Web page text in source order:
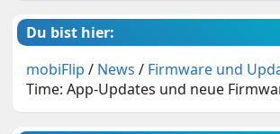
Du bist hier:
mobiFlip / News / Firmware und
Time: App-Updates und neue